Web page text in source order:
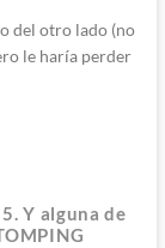
del otro lado (no
le haría perder
Y alguna de